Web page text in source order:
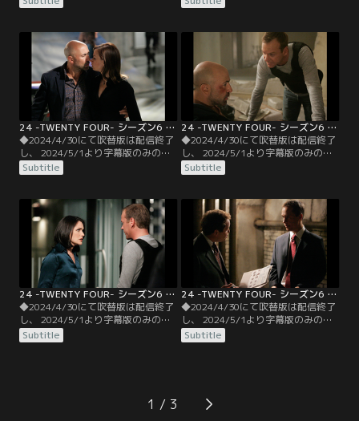
い。◆字幕／第05話 10：00
爆発、残る核爆弾はあと4つ。ファ
イエドは残りの核爆弾を、起爆設定
できる技術者を探し始める。一方
CTUは、核爆弾の出所と思われる人
物…。
い。◆字幕／第06話 11：00
問を続けるジャックは、グラハムが
雇ったマッカーシーという下請け業
者が核を横流していたと知る。父親
はグラハムの失態を隠ぺいし…。
24 -TWENTY FOUR- シーズン6 第07話／字幕
◆2024/4/30にて吹替版は配信終了
し、 2024/5/1より字幕版のみの配
信となります。予めご了承くださ
い。◆字幕／第07話 12：00
事実をつかんだジャックはCTUの協
力の下、弟グラハムの身柄を拘束す
る。執拗な尋問を受けたグラハム
は、自らが過去に犯した驚愕の犯行
の数々を自供する。
Subtitle
24 -TWENTY FOUR- シーズン6 第08話／字幕
◆2024/4/30にて吹替版は配信終了
し、 2024/5/1より字幕版のみの配
信となります。予めご了承くださ
い。◆字幕／第08話 1：00 P.M.-2：
の追跡を巧みにかわすが、報酬に目
が眩んだ女に裏切られ殺害されてし
まう。ジャックは、マッカーシーを
発見し、携帯の通話記録からファイ
エドの居所を突き止める。
Subtitle
24 -TWENTY FOUR- シーズン6 第09話／字幕
◆2024/4/30にて吹替版は配信終了
し、 2024/5/1より字幕版のみの配
信となります。予めご了承くださ
い。◆字幕／第09話 2：00 P.M.-3：
CTUはLAに潜伏しているらしいとの
情報から捜索に総力を挙げる。
Subtitle
24 -TWENTY FOUR- シーズン6 第10話／字幕
◆2024/4/30にて吹替版は配信終了
し、 2024/5/1より字幕版のみの配
信となります。予めご了承くださ
い。◆字幕／第10話 3：00 P.M.-4：
ば息子を殺すと脅しジャックを偽の
住所へ連れて行く。一方、リードと
Subtitle
1